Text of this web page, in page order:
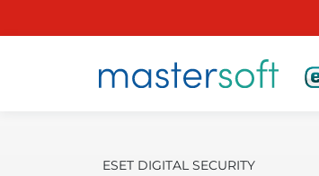
ESET DIGITAL SECURITY